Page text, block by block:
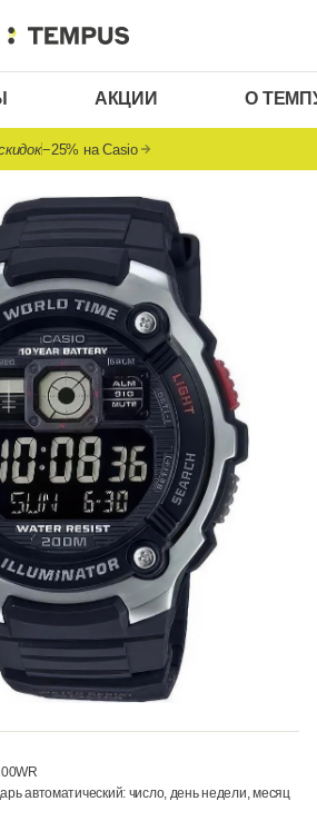
АКЦИИ О
−25% на Casio